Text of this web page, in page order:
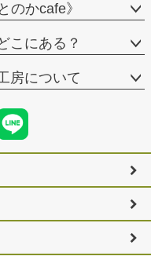
のかcafe》
こにある？
房について